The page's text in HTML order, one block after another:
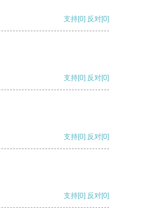
支持[0] 反对[0]
支持[0] 反对[0]
支持[0] 反对[0]
支持[0] 反对[0]